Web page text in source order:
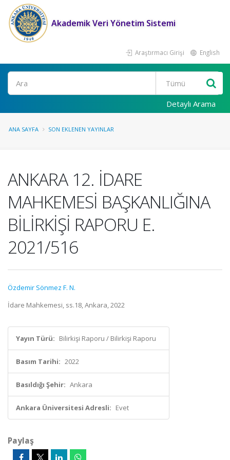
Akademik Veri Yönetim Sistemi
Araştırmacı Girişi English
Ara
Detaylı Arama
ANA SAYFA SON EKLENEN YAYINLAR
ANKARA 12. İDARE
MAHKEMESİ BAŞKANLIĞINA
BİLİRKİŞİ RAPORU E.
2021/516
Özdemir Sönmez F. N.
İdare Mahkemesi, ss.18, Ankara, 2022
Yayın Türü: Bilirkişi Raporu / Bilirkişi Raporu
Basım Tarihi: 2022
Basıldığı Şehir: Ankara
Ankara Üniversitesi Adresli: Evet
Paylaş